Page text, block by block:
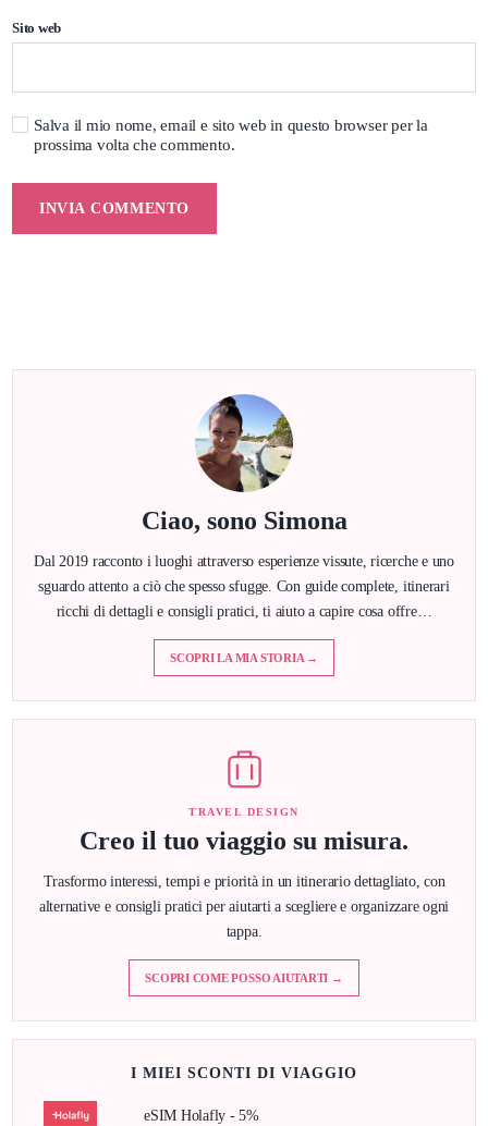
Sito web
Salva il mio nome, email e sito web in questo browser per la
prossima volta che commento.
Ciao, sono Simona
Dal 2019 racconto i luoghi attraverso esperienze vissute, ricerche e uno
sguardo attento a ciò che spesso sfugge. Con guide complete, itinerari
ricchi di dettagli e consigli pratici, ti aiuto a capire cosa offre…
SCOPRI LA MIA STORIA →
TRAVEL DESIGN
Creo il tuo viaggio su misura.
Trasformo interessi, tempi e priorità in un itinerario dettagliato, con
alternative e consigli pratici per aiutarti a scegliere e organizzare ogni
tappa.
SCOPRI COME POSSO AIUTARTI →
I MIEI SCONTI DI VIAGGIO
eSIM Holafly - 5%